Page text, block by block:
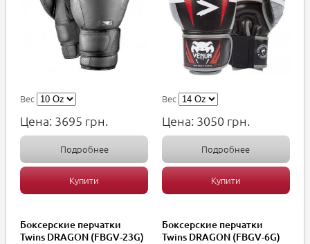
Вес
Цена: 3695 грн.
Подробнее
Купити
Вес
Цена: 3050 грн.
Подробнее
Купити
Боксерские перчатки
Twins DRAGON (FBGV-23G)
Боксерские перчатки
Twins DRAGON (FBGV-6G)